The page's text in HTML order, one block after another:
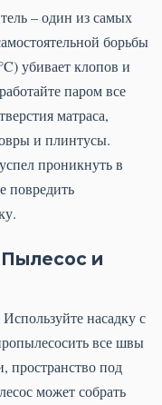
– один из самых
борьбы
убивает клопов и
паром все
матраса,
и плинтусы.
проникнуть в
повредить
и
Используйте насадку с
все швы
пространство под
может собрать